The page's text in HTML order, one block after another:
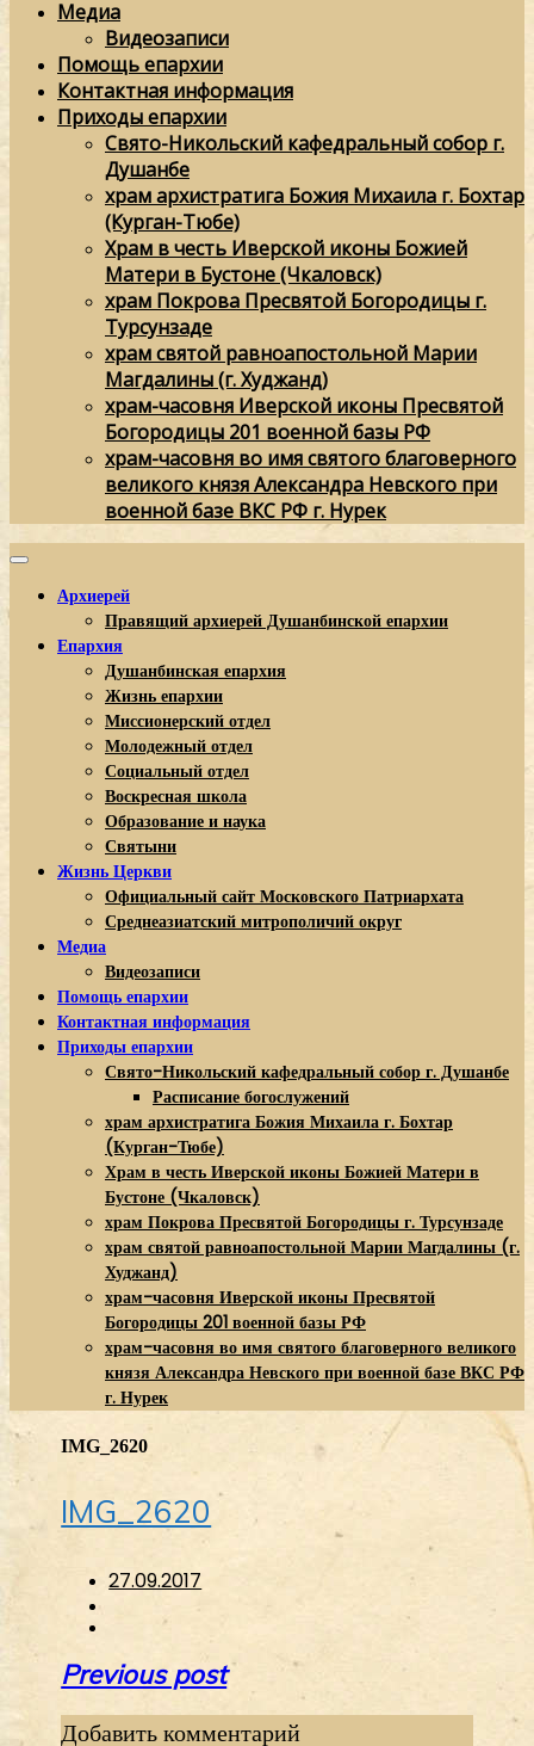
Медиа
Видеозаписи
Помощь епархии
Контактная информация
Приходы епархии
Свято-Никольский кафедральный собор г.
Душанбе
храм архистратига Божия Михаила г. Бохтар
(Курган-Тюбе)
Храм в честь Иверской иконы Божией
Матери в Бустоне (Чкаловск)
храм Покрова Пресвятой Богородицы г.
Турсунзаде
храм святой равноапостольной Марии
Магдалины (г. Худжанд)
храм-часовня Иверской иконы Пресвятой
Богородицы 201 военной базы РФ
храм-часовня во имя святого благоверного
великого князя Александра Невского при
военной базе ВКС РФ г. Нурек
Архиерей
Правящий архиерей Душанбинской епархии
Епархия
Душанбинская епархия
Жизнь епархии
Миссионерский отдел
Молодежный отдел
Социальный отдел
Воскресная школа
Образование и наука
Святыни
Жизнь Церкви
Официальный сайт Московского Патриархата
Среднеазиатский митрополичий округ
Медиа
Видеозаписи
Помощь епархии
Контактная информация
Приходы епархии
Свято-Никольский кафедральный собор г. Душанбе
Расписание богослужений
храм архистратига Божия Михаила г. Бохтар
(Курган-Тюбе)
Храм в честь Иверской иконы Божией Матери в
Бустоне (Чкаловск)
храм Покрова Пресвятой Богородицы г. Турсунзаде
храм святой равноапостольной Марии Магдалины (г.
Худжанд)
храм-часовня Иверской иконы Пресвятой
Богородицы 201 военной базы РФ
храм-часовня во имя святого благоверного великого
князя Александра Невского при военной базе ВКС РФ
г. Нурек
IMG_2620
IMG_2620
27.09.2017
Навигация
записям
Previous post
Добавить комментарий